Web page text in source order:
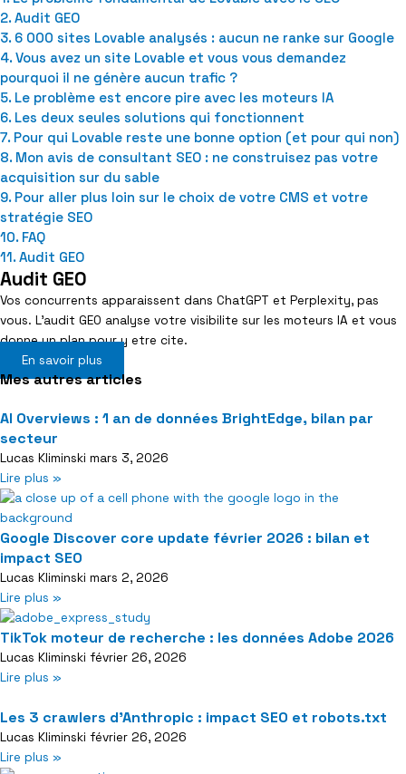
Audit GEO
6 000 sites Lovable analysés : aucun ne ranke sur Google
Vous avez un site Lovable et vous vous demandez
pourquoi il ne génère aucun trafic ?
Le problème est encore pire avec les moteurs IA
Les deux seules solutions qui fonctionnent
Pour qui Lovable reste une bonne option (et pour qui non)
Mon avis de consultant SEO : ne construisez pas votre
acquisition sur du sable
Pour aller plus loin sur le choix de votre CMS et votre
stratégie SEO
FAQ
Audit GEO
Audit GEO
Vos concurrents apparaissent dans ChatGPT et Perplexity, pas
vous. L’audit GEO analyse votre visibilite sur les moteurs IA et vous
donne un plan pour y etre cite.
En savoir plus
Mes autres articles
AI Overviews : 1 an de données BrightEdge, bilan par
secteur
Lucas Kliminski mars 3, 2026
Lire plus »
Google Discover core update février 2026 : bilan et
impact SEO
Lucas Kliminski mars 2, 2026
Lire plus »
TikTok moteur de recherche : les données Adobe 2026
Lucas Kliminski février 26, 2026
Lire plus »
Les 3 crawlers d’Anthropic : impact SEO et robots.txt
Lucas Kliminski février 26, 2026
Lire plus »